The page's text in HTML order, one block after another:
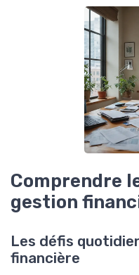
Comprendre
gestion
Les défis
financière